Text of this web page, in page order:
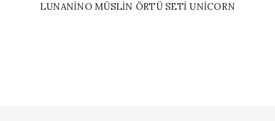
LUNANINO MÜSLIN ÖRTÜ SETI UNICORN